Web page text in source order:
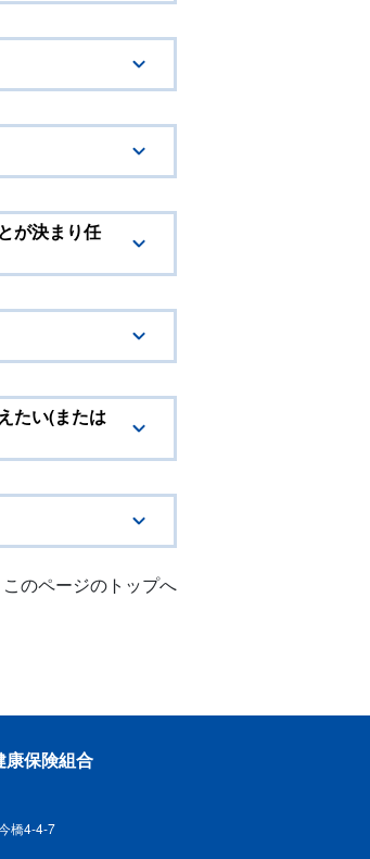
が決まり任
たい(または
このページのトップへ
康保険組合
橋4-4-7